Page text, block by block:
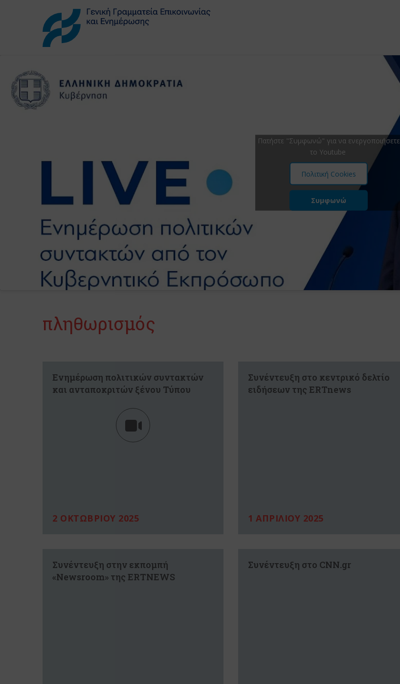
Πατήστε "Συμφωνώ" για να ενεργοποιήσετε
το Youtube
Πολιτική Cookies
Συμφωνώ
πληθωρισμός
Ενημέρωση πολιτικών συντακτών
και ανταποκριτών ξένου Τύπου
2 ΟΚΤΩΒΡΙΟΥ 2025
Συνέντευξη στο κεντρικό δελτίο
ειδήσεων της ERTnews
1 ΑΠΡΙΛΙΟΥ 2025
Συνέντευξη στην εκπομπή
«Newsroom» της ERTNEWS
Συνέντευξη στο CNN.gr